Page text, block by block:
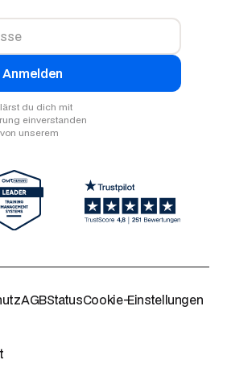
du dich mit
einverstanden
unserem
AGBStatusCookie-Einstellungen